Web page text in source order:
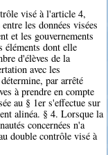
visé à l'article 4,
les données visées
et les gouvernements
éléments dont elle
d'élèves de la
avec les
par arrêté
à prendre en compte
au § 1er s'effectue sur
alinéa. § 4. Lorsque la
concernées n'a
double contrôle visé à